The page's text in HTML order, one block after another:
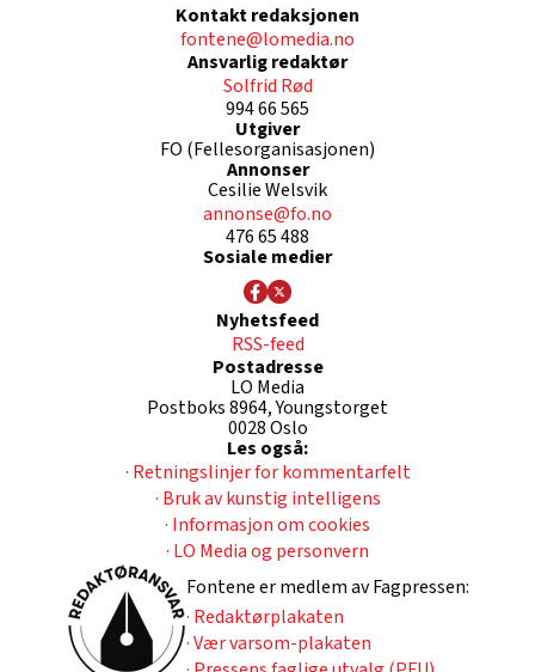
Kontakt redaksjonen
fontene@lomedia.no
Ansvarlig redaktør
Solfrid Rød
994 66 565
Utgiver
FO (Fellesorganisasjonen)
Annonser
Cesilie Welsvik
annonse@fo.no
476 65 488
Sosiale medier
Nyhetsfeed
RSS-feed
Postadresse
LO Media
Postboks 8964, Youngstorget
0028 Oslo
Les også:
· Retningslinjer for kommentarfelt
· Bruk av kunstig intelligens
· Informasjon om cookies
· LO Media og personvern
Fontene er medlem av Fagpressen:
· Redaktørplakaten
· Vær varsom-plakaten